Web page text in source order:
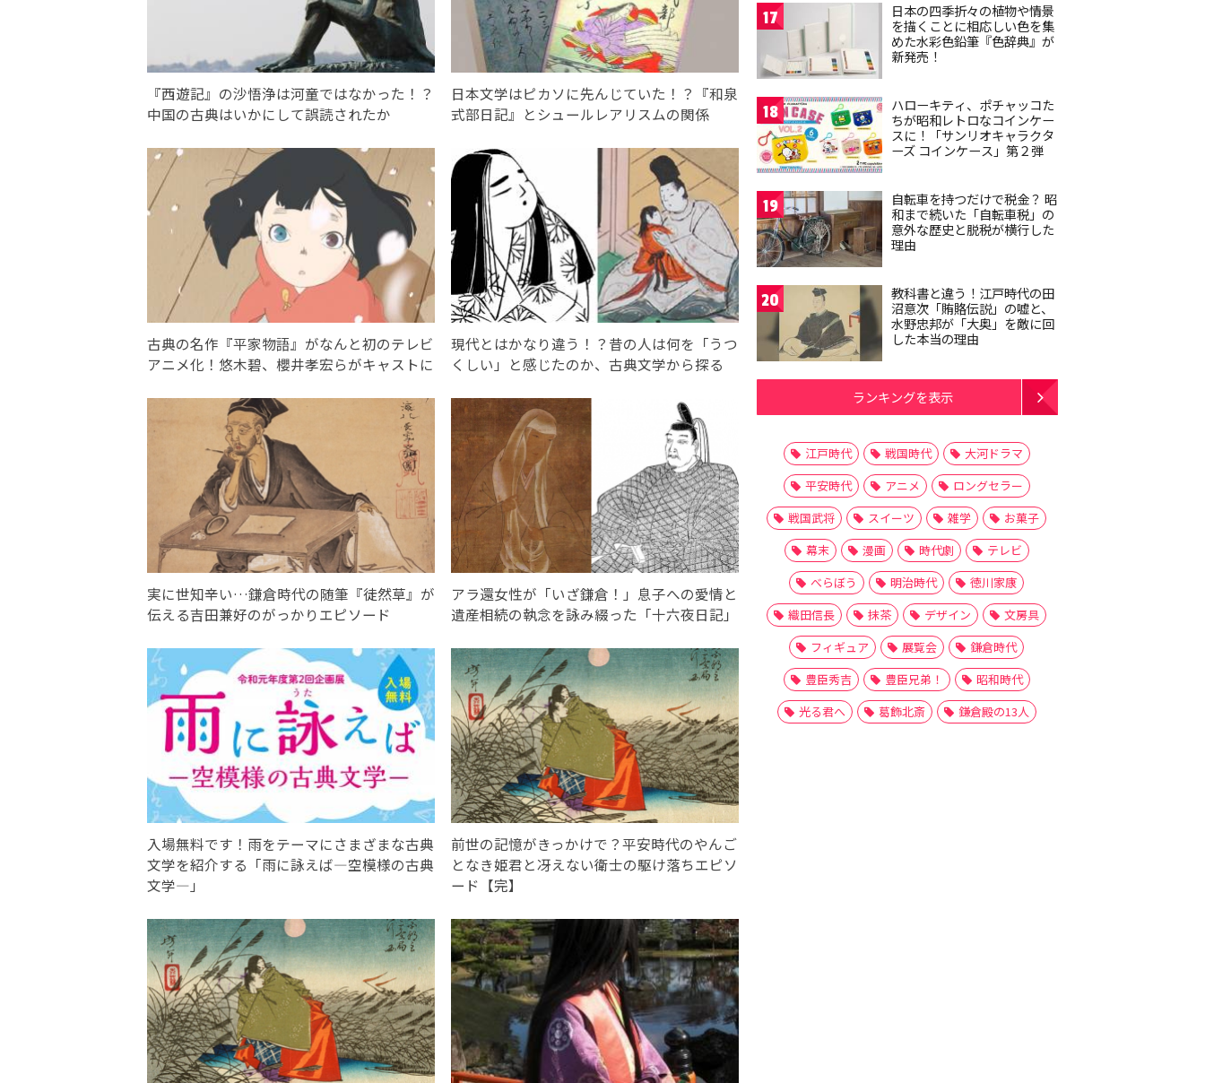
『西遊記』の沙悟浄は河童ではなかった！？
中国の古典はいかにして誤読されたか
日本文学はピカソに先んじていた！？『和泉
式部日記』とシュールレアリスムの関係
古典の名作『平家物語』がなんと初のテレビ
アニメ化！悠木碧、櫻井孝宏らがキャストに
現代とはかなり違う！？昔の人は何を「うつ
くしい」と感じたのか、古典文学から探る
実に世知辛い…鎌倉時代の随筆『徒然草』が
伝える吉田兼好のがっかりエピソード
アラ還女性が「いざ鎌倉！」息子への愛情と
遺産相続の執念を詠み綴った「十六夜日記」
入場無料です！雨をテーマにさまざまな古典
文学を紹介する「雨に詠えば―空模様の古典
文学―」
前世の記憶がきっかけで？平安時代のやんご
となき姫君と冴えない衛士の駆け落ちエピソ
ード【完】
17
日本の四季折々の植物や情景
を描くことに相応しい色を集
めた水彩色鉛筆『色辞典』が
新発売！
18
ハローキティ、ポチャッコた
ちが昭和レトロなコインケー
スに！「サンリオキャラクタ
ーズ コインケース」第２弾
19
自転車を持つだけで税金？ 昭
和まで続いた「自転車税」の
意外な歴史と脱税が横行した
理由
20
教科書と違う！江戸時代の田
沼意次「賄賂伝説」の嘘と、
水野忠邦が「大奥」を敵に回
した本当の理由
ランキングを表示
江戸時代 戦国時代
大河ドラマ
平安時代
アニメ
ロングセラー
戦国武将
スイーツ 雑学
お菓子
幕末
漫画 時代劇
テレビ
べらぼう
明治時代
徳川家康
織田信長
抹茶 デザイン
文房具
フィギュア
展覧会
鎌倉時代
豊臣秀吉
豊臣兄弟！
昭和時代
光る君へ
葛飾北斎 鎌倉殿の13人